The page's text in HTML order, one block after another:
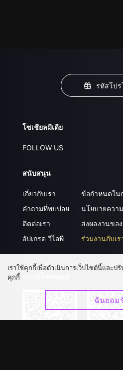
รหัสโป
โซเชียลมีเดีย
FOLLOW US
สนับสนุน
เกี่ยวกับเรา
คำถามที่พบบ่อย
ติดต่อเรา
อัปเกรด วีไอพี
ข้อกำหนดใน
นโยบายควา
ส่งผลงานขอ
ร่วมงานกับเร
เราใช้คุกกี้เพื่อดำเนินการเว็บไซต์นี้และป
คุกกี้
ฉันยอม